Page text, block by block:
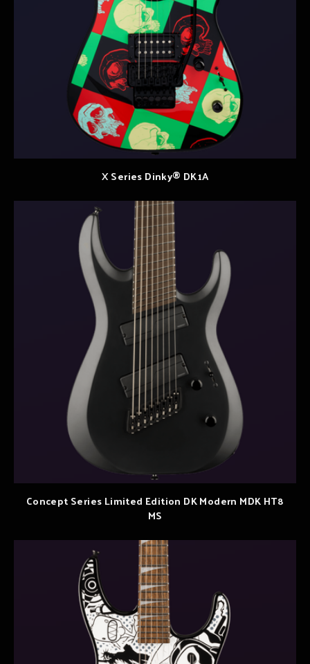
X Series Dinky® DK1A
Concept Series Limited Edition DK Modern MDK HT8
MS